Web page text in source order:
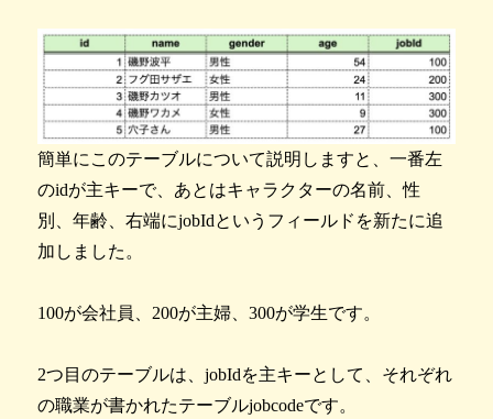
簡単にこのテーブルについて説明しますと、一番左
のidが主キーで、あとはキャラクターの名前、性
別、年齢、右端にjobIdというフィールドを新たに追
加しました。
100が会社員、200が主婦、300が学生です。
2つ目のテーブルは、jobIdを主キーとして、それぞれ
の職業が書かれたテーブルjobcodeです。